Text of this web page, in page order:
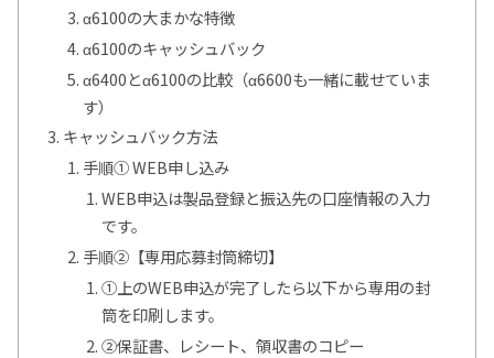
α6100の大まかな特徴
α6100のキャッシュバック
α6400とα6100の比較（α6600も一緒に載せていま
す）
キャッシュバック方法
手順① WEB申し込み
WEB申込は製品登録と振込先の口座情報の入力
です。
手順②【専用応募封筒締切】
①上のWEB申込が完了したら以下から専用の封
筒を印刷します。
②保証書、レシート、領収書のコピー